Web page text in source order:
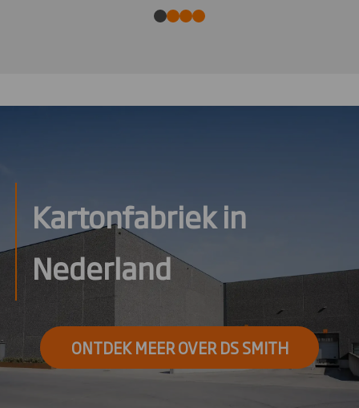
Kartonfabriek in
Nederland
ONTDEK MEER OVER DS SMITH